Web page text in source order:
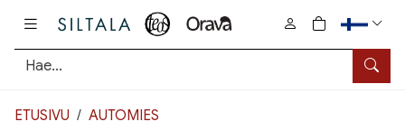
Hae
0
tuotetta
ETUSIVU AUTOMIES